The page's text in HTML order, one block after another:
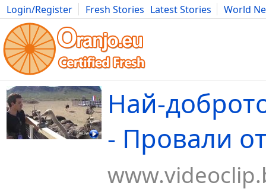
Login/Register Fresh Stories Latest Stories
World
Movies Anime Music Art Cars Advice Science
Най-
- Провали